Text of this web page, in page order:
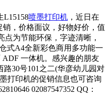
L15158喷墨打印机 ，近日在
，价格面议，好物好价，值
点为节能环保，字迹清晰，
式A4全新彩色商用多功能一
ADF 一体机。感兴趣的朋友
30号101之二(华彦幼儿园对
打印机的促销信息也可咨询
02087547352 QQ：